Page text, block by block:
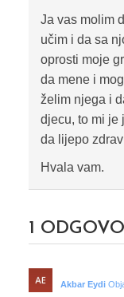
Ja vas molim
učim i da sa
oprosti moje
da mene i
želim njega i
djecu, to mi je
da lijepo
Hvala vam.
1
Akbar Eydi